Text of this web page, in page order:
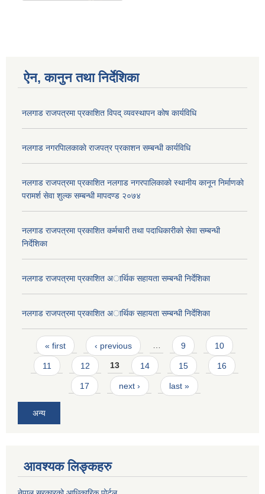
ऐन, कानुन तथा निर्देशिका
नलगाड राजपत्रमा प्रकाशित विपद् व्यवस्थापन काेष कार्यविधि
नलगाड नगरपािलकाकाे राजपत्र प्रकाशन सम्बन्धी कार्यविधि
नलगाड राजपत्रमा प्रकाशित नलगाड नगरपालिकाकाे स्थानीय कानून निर्माणकाे
परामर्श सेवा शुल्क सम्बन्धी मापदण्ड २०७४
नलगाड राजपत्रमा प्रकाशित कर्मचारी तथा पदाधिकारीकाे सेवा सम्बन्धी
निर्देशिका
नलगाड राजपत्रमा प्रकाशित अार्थिक सहायता सम्बन्धी निर्देशिका
नलगाड राजपत्रमा प्रकाशित अार्थिक सहायता सम्बन्धी निर्देशिका
Pages
« first ‹ previous … 9 10
11 12 13 14 15 16
17 next › last »
अन्य
आवश्यक लिङ्कहरु